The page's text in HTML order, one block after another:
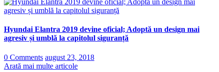
Hyundai Elantra 2019 devine oficial; Adoptă un design mai
agresiv și umblă la capitolul siguranță
0 Comments august 23, 2018
Arată mai multe articole